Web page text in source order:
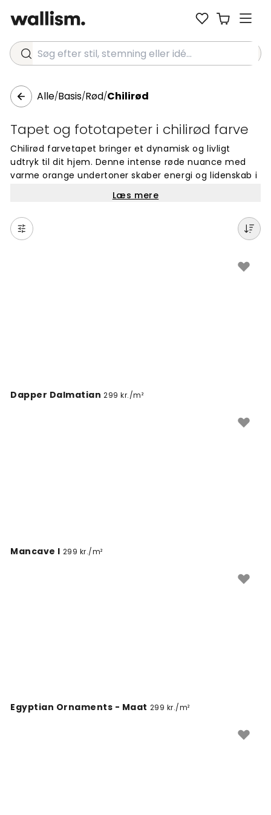
Søg efter stil, stemning eller idé...
Alle/Basis/Rød/Chilirød
Tapet og fototapeter i chilirød farve
Chilirød farvetapet bringer et dynamisk og livligt
udtryk til dit hjem. Denne intense røde nuance med
varme orange undertoner skaber energi og lidenskab i
statement eller et pift af varme til din indretning.
Farven fungerer både som imponerende hovedtema
eller som spændende kontrastfarve i moderne såvel
som klassiske hjem. Disse fototapeter giver særlig
designvalg året rundt. Vælg chilirød for at skabe rum
Læs mere
Dapper Dalmatian 299 kr./m²
Mancave I 299 kr./m²
Egyptian Ornaments - Maat 299 kr./m²